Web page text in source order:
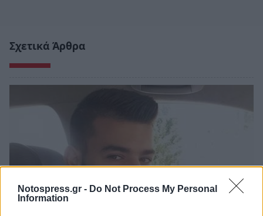
Notospress.gr - Do Not Process My Personal
Information
Σχετικά Άρθρα